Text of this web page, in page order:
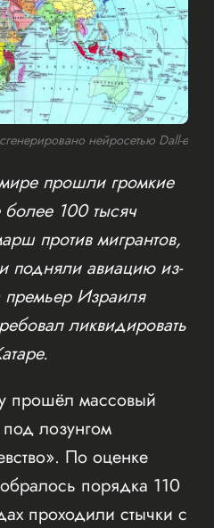
нейросетью Dall-e
прошли громкие
100 тысяч
против мигрантов,
подняли авиацию из-
премьер Израиля
ликвидировать
прошёл массовый
лозунгом
По оценке
порядка 110
проходили стычки с